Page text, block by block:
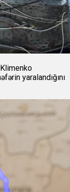
yaralandığını